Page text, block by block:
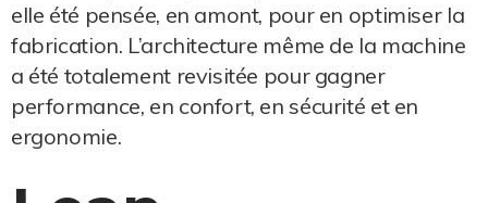
elle été pensée, en amont, pour en optimiser la
fabrication. L’architecture même de la machine
a été totalement revisitée pour gagner
performance, en confort, en sécurité et en
ergonomie.